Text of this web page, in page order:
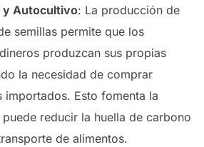
y Autocultivo: La producción de
semillas permite que los
produzcan sus propias
la necesidad de comprar
importados. Esto fomenta la
reducir la huella de carbono
de alimentos.